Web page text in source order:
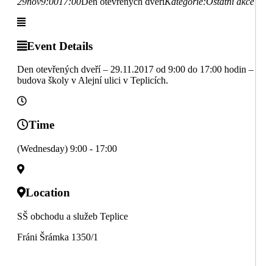
Event Details
Den otevřených dveří – 29.11.2017 od 9:00 do 17:00 hodin –
budova školy v Alejní ulici v Teplicích.
Time
(Wednesday) 9:00 - 17:00
Location
SŠ obchodu a služeb Teplice
Fráni Šrámka 1350/1